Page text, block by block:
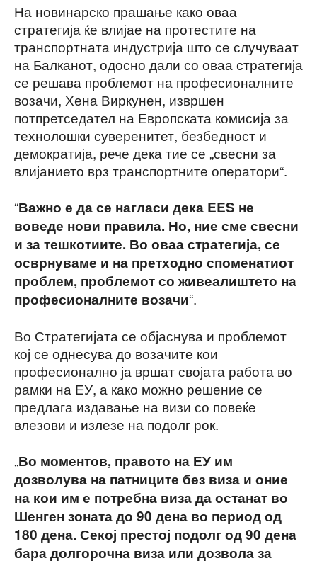
На новинарско прашање како оваа
стратегија ќе влијае на протестите на
транспортната индустрија што се случуваат
на Балканот, одосно дали со оваа стратегија
се решава проблемот на професионалните
возачи, Хена Виркунен, извршен
потпретседател на Европската комисија за
технолошки суверенитет, безбедност и
демократија, рече дека тие се „свесни за
влијанието врз транспортните оператори“.
“Важно е да се нагласи дека EES не
воведе нови правила. Но, ние сме свесни
и за тешкотиите. Во оваа стратегија, се
осврнуваме и на претходно споменатиот
проблем, проблемот со живеалиштето на
професионалните возачи“.
Во Стратегијата се објаснува и проблемот
кој се однесува до возачите кои
професионално ја вршат својата работа во
рамки на ЕУ, а како можно решение се
предлага издавање на визи со повеќе
влезови и излезе на подолг рок.
„Во моментов, правото на ЕУ им
дозволува на патниците без виза и оние
на кои им е потребна виза да останат во
Шенген зоната до 90 дена во период од
180 дена. Секој престој подолг од 90 дена
бара долгорочна виза или дозвола за